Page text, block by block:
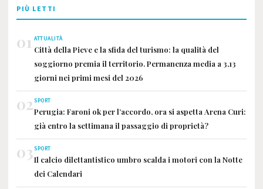
PIÙ LETTI
01 ATTUALITÀ
Città della Pieve e la sfida del turismo: la qualità del
soggiorno premia il territorio. Permanenza media a 3,13
giorni nei primi mesi del 2026
02SPORT
Perugia: Faroni ok per l’accordo, ora si aspetta Arena Curi:
già entro la settimana il passaggio di proprietà?
03SPORT
Il calcio dilettantistico umbro scalda i motori con la Notte
dei Calendari